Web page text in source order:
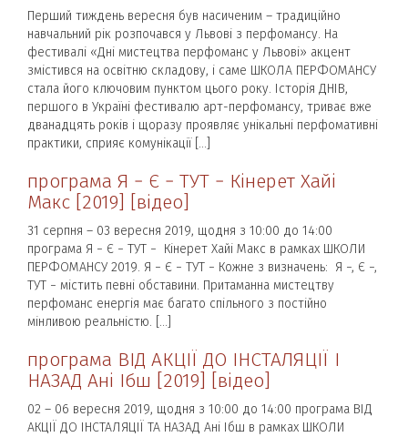
Перший тиждень вересня був насиченим – традиційно
навчальний рік розпочався у Львові з перфомансу. На
фестивалі «Дні мистецтва перфоманс у Львові» акцент
змістився на освітню складову, і саме ШКОЛА ПЕРФОМАНСУ
стала його ключовим пунктом цього року. Історія ДНІВ,
першого в Україні фестивалю арт-перфомансу, триває вже
дванадцять років і щоразу проявляє унікальні перфомативні
практики, сприяє комунікації […]
програма Я − Є − ТУТ − Кінерет Хайі
Макс [2019] [відео]
31 серпня – 03 вересня 2019, щодня з 10:00 до 14:00
програма Я − Є − ТУТ − Кінерет Хайі Макс в рамках ШКОЛИ
ПЕРФОМАНСУ 2019. Я − Є − ТУТ − Кожне з визначень: Я −, Є −,
ТУТ − містить певні обставини. Притаманна мистецтву
перфоманс енергія має багато спільного з постійно
мінливою реальністю. […]
програма ВІД АКЦІЇ ДО ІНСТАЛЯЦІЇ І
НАЗАД Ані Ібш [2019] [відео]
02 – 06 вересня 2019, щодня з 10:00 до 14:00 програма ВІД
АКЦІЇ ДО ІНСТАЛЯЦІЇ ТА НАЗАД Ані Ібш в рамках ШКОЛИ